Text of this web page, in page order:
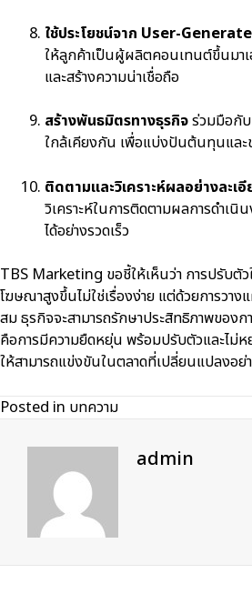
ใช้ประโยชน์จาก User-
ให้ลูกค้าเป็นผู้ผลิตคอนเทนต์ขึ้นมา
และสร้างความน่าเชื่อถือ
สร้างพันธมิตรทางธุรกิจร่วมมือกั
ใกล้เคียงกัน เพื่อแบ่งปันต้นทุนและ
ติดตามและวิเคราะห์ผลอย่างละเ
วิเคราะห์ในการติดตามผลการดำเ
ได้อย่างรวดเร็ว
TBS Marketing ขอชี้ให้เห็นว่า การปรับตั
โฆษณาสูงขึ้นไม่ใช่เรื่องง่าย แต่ด้วยการวา
สม ธุรกิจจะสามารถรักษาประสิทธิภาพของก
คือการมีความยืดหยุ่น พร้อมปรับตัวและไม่
ให้สามารถแข่งขันในตลาดที่เปลี่ยนแปลงอย่
Posted in บทความ
admin